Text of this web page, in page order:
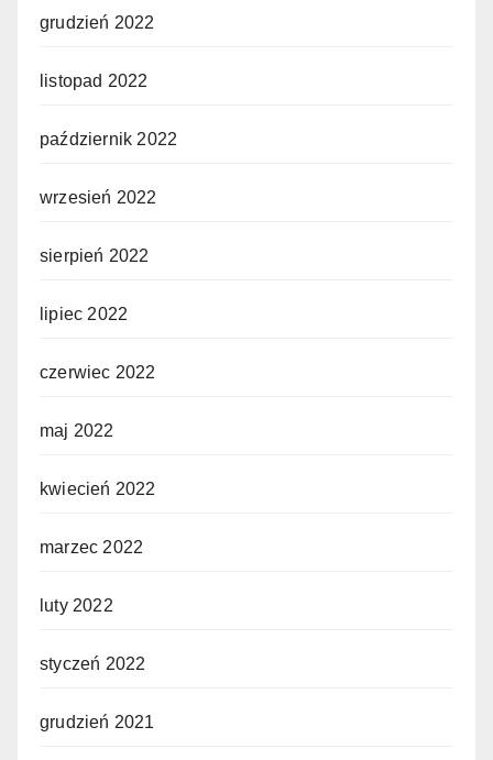
grudzień 2022
listopad 2022
październik 2022
wrzesień 2022
sierpień 2022
lipiec 2022
czerwiec 2022
maj 2022
kwiecień 2022
marzec 2022
luty 2022
styczeń 2022
grudzień 2021